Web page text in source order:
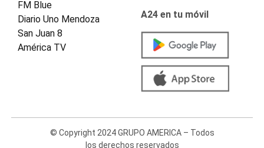
FM Blue
Diario Uno Mendoza
San Juan 8
América TV
A24 en tu móvil
© Copyright 2024 GRUPO AMERICA – Todos
los derechos reservados